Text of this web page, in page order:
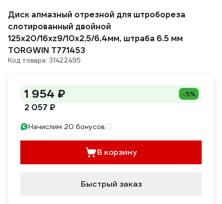
Диск алмазный отрезной для штробореза
слотированный двойной
125х20/16хz9/10х2,5/6,4мм, штраба 6.5 мм
TORGWIN T771453
Код товара: 31422495
1 954 ₽ -5%
2 057 ₽
Начислим 20 бонусов
В корзину
Быстрый заказ